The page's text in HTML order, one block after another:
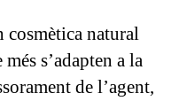
cosmètica natural
s’adapten a la
de l’agent,